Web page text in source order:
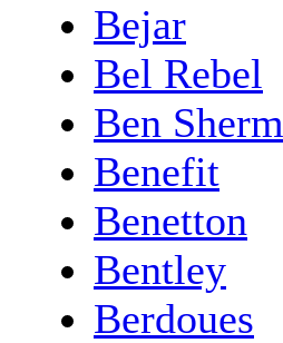
Bejar
Bel Rebel
Ben
Benefit
Benetton
Bentley
Berdoues